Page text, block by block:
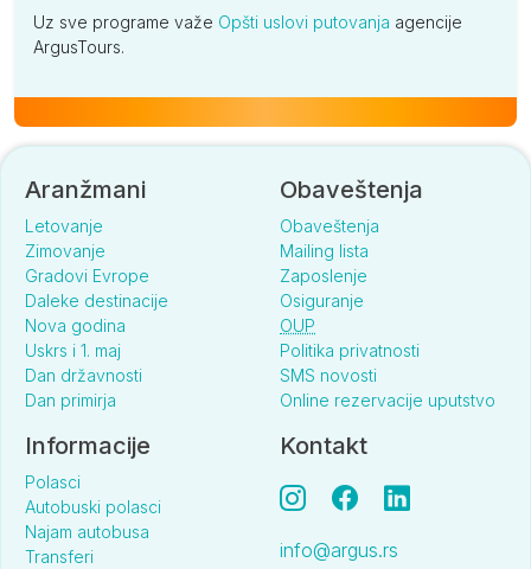
Uz sve programe važe Opšti uslovi putovanja agencije
ArgusTours.
Aranžmani
Letovanje
Zimovanje
Gradovi Evrope
Daleke destinacije
Nova godina
Uskrs i 1. maj
Dan državnosti
Dan primirja
Obaveštenja
Obaveštenja
Mailing lista
Zaposlenje
Osiguranje
OUP
Politika privatnosti
SMS novosti
Online rezervacije uputstvo
Informacije
Polasci
Autobuski polasci
Najam autobusa
Transferi
Kontakt
info@argus.rs